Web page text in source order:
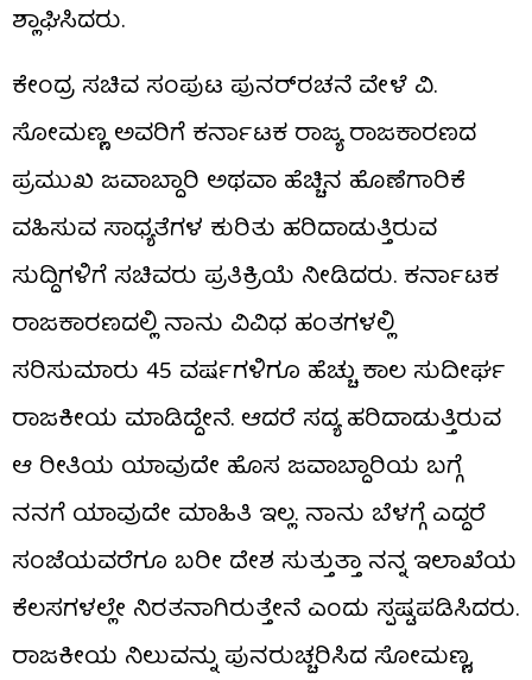
ಶ್ಲಾಘಿಸಿದರು.
ಕೇಂದ್ರ ಸಚಿವ ಸಂಪುಟ ಪುನರ್‌ರಚನೆ ವೇಳೆ ವಿ.
ಸೋಮಣ್ಣ ಅವರಿಗೆ ಕರ್ನಾಟಕ ರಾಜ್ಯ ರಾಜಕಾರಣದ
ಪ್ರಮುಖ ಜವಾಬ್ದಾರಿ ಅಥವಾ ಹೆಚ್ಚಿನ ಹೊಣೆಗಾರಿಕೆ
ವಹಿಸುವ ಸಾಧ್ಯತೆಗಳ ಕುರಿತು ಹರಿದಾಡುತ್ತಿರುವ
ಸುದ್ದಿಗಳಿಗೆ ಸಚಿವರು ಪ್ರತಿಕ್ರಿಯೆ ನೀಡಿದರು. ಕರ್ನಾಟಕ
ರಾಜಕಾರಣದಲ್ಲಿ ನಾನು ವಿವಿಧ ಹಂತಗಳಲ್ಲಿ
ಸರಿಸುಮಾರು 45 ವರ್ಷಗಳಿಗೂ ಹೆಚ್ಚು ಕಾಲ ಸುದೀರ್ಘ
ರಾಜಕೀಯ ಮಾಡಿದ್ದೇನೆ. ಆದರೆ ಸದ್ಯ ಹರಿದಾಡುತ್ತಿರುವ
ಆ ರೀತಿಯ ಯಾವುದೇ ಹೊಸ ಜವಾಬ್ದಾರಿಯ ಬಗ್ಗೆ
ನನಗೆ ಯಾವುದೇ ಮಾಹಿತಿ ಇಲ್ಲ. ನಾನು ಬೆಳಗ್ಗೆ ಎದ್ದರೆ
ಸಂಜೆಯವರೆಗೂ ಬರೀ ದೇಶ ಸುತ್ತುತ್ತಾ ನನ್ನ ಇಲಾಖೆಯ
ಕೆಲಸಗಳಲ್ಲೇ ನಿರತನಾಗಿರುತ್ತೇನೆ ಎಂದು ಸ್ಪಷ್ಟಪಡಿಸಿದರು.
ರಾಜಕೀಯ ನಿಲುವನ್ನು ಪುನರುಚ್ಚರಿಸಿದ ಸೋಮಣ್ಣ,